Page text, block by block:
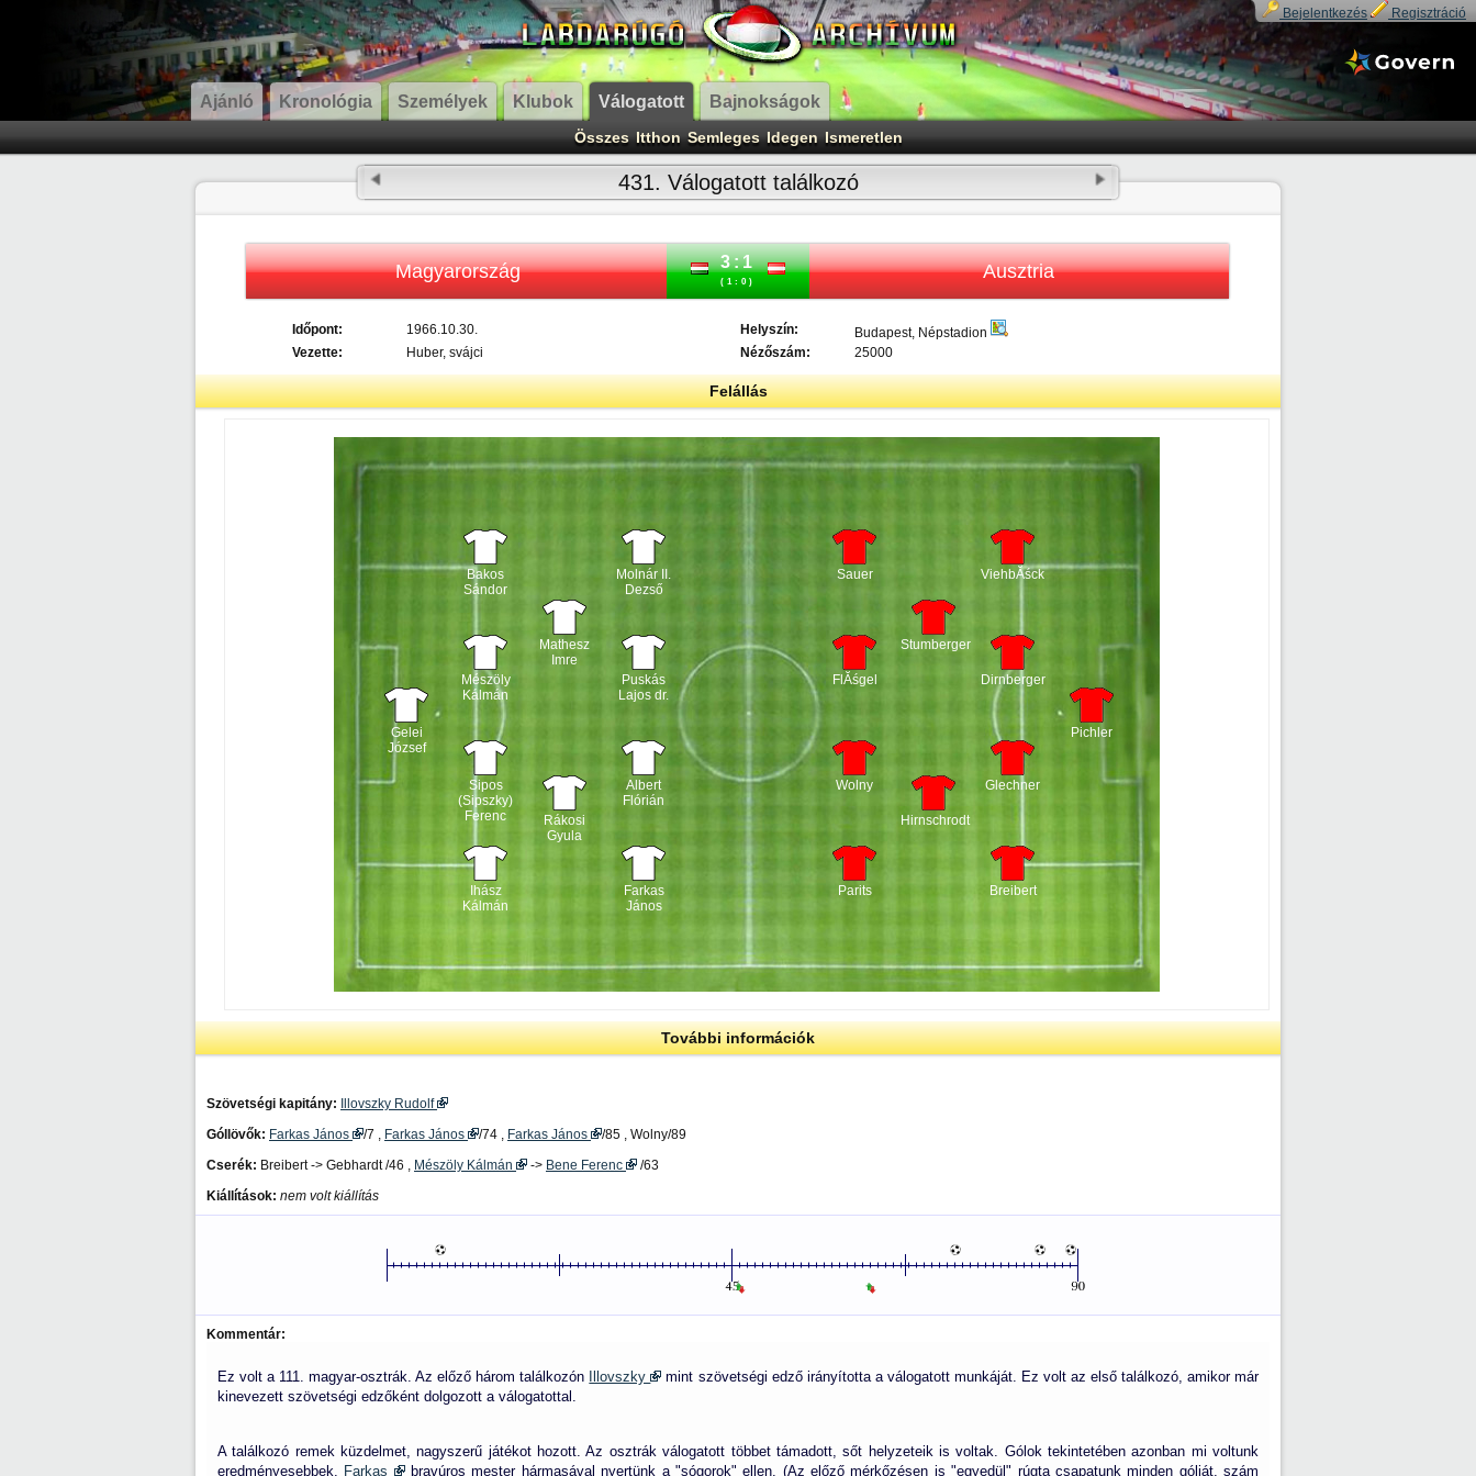
Bejelentkezés Regisztráció
Ajánló Kronológia Személyek Klubok Válogatott Bajnokságok
Összes Itthon Semleges Idegen Ismeretlen
431. Válogatott találkozó
Magyarország 3:1
(1:0) Ausztria
Időpont: 1966.10.30. Helyszín:
Budapest, Népstadion
Vezette:
Huber, svájci Nézőszám: 25000
Felállás
Gelei
József
Bakos
Sándor
Mészöly
Kálmán
Sipos
(Sipszky)
Ferenc
Ihász
Kálmán
Mathesz
Imre
Rákosi
Gyula
Molnár II.
Dezső
Puskás
Lajos dr.
Albert
Flórián
Farkas
János
Pichler
Breibert
Glechner
Dirnberger
ViehbĂśck
Hirnschrodt
Stumberger
Parits
Wolny
FlĂśgel
Sauer
További információk
Szövetségi kapitány:
Illovszky Rudolf
Góllövők: Farkas János /7 , Farkas János /74 , Farkas János
/85 , Wolny/89
Cserék: Breibert -> Gebhardt /46 , Mészöly Kálmán -> Bene Ferenc
/63
Kiállítások: nem volt kiállítás
Kommentár:
Ez volt a 111. magyar-osztrák. Az előző három találkozón Illovszky
mint szövetségi edző irányította a válogatott munkáját. Ez volt az első találkozó, amikor már
kinevezett szövetségi edzőként dolgozott a válogatottal.
A találkozó remek küzdelmet, nagyszerű játékot hozott. Az osztrák válogatott többet támadott, sőt helyzeteik is voltak. Gólok tekintetében azonban mi voltunk
eredményesebbek. Farkas bravúros mester hármasával nyertünk a "sógorok" ellen. (Az előző mérkőzésen is "egyedül" rúgta csapatunk minden gólját, szám